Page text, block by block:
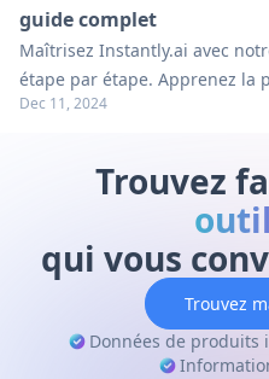
guide complet
Maîtrisez Instantly.ai avec
étape par étape. Apprenez la
par e-mail, la génération de
des conseils pratiques pour
Dec 11, 2024
Trouvez
qui vous
Trouvez
Données de produits